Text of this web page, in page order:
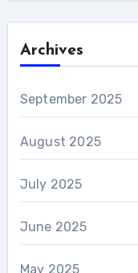
Archives
September 2025
August 2025
July 2025
June 2025
May 2025